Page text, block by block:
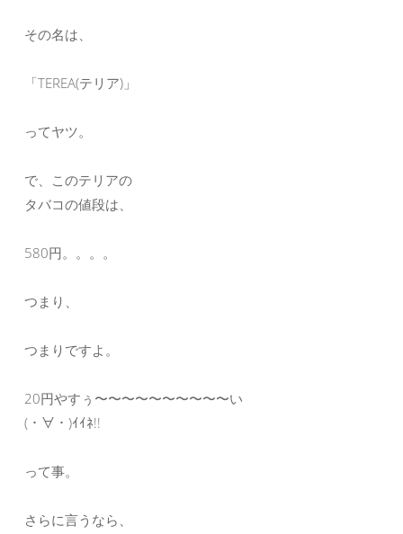
その名は、
「TEREA(テリア)」
ってヤツ。
で、このテリアの
タバコの値段は、
580円。。。。
つまり、
つまりですよ。
20円やすぅ〜〜〜〜〜〜〜〜〜〜い
(・∀・)ｲｲﾈ!!
って事。
さらに言うなら、